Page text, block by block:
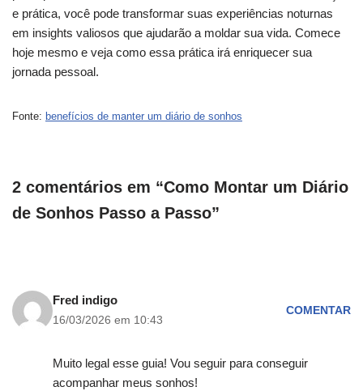
e prática, você pode transformar suas experiências noturnas
em insights valiosos que ajudarão a moldar sua vida. Comece
hoje mesmo e veja como essa prática irá enriquecer sua
jornada pessoal.
Fonte: benefícios de manter um diário de sonhos
2 comentários em “Como Montar um Diário
de Sonhos Passo a Passo”
Fred indigo
16/03/2026 em 10:43
COMENTAR
Muito legal esse guia! Vou seguir para conseguir
acompanhar meus sonhos!